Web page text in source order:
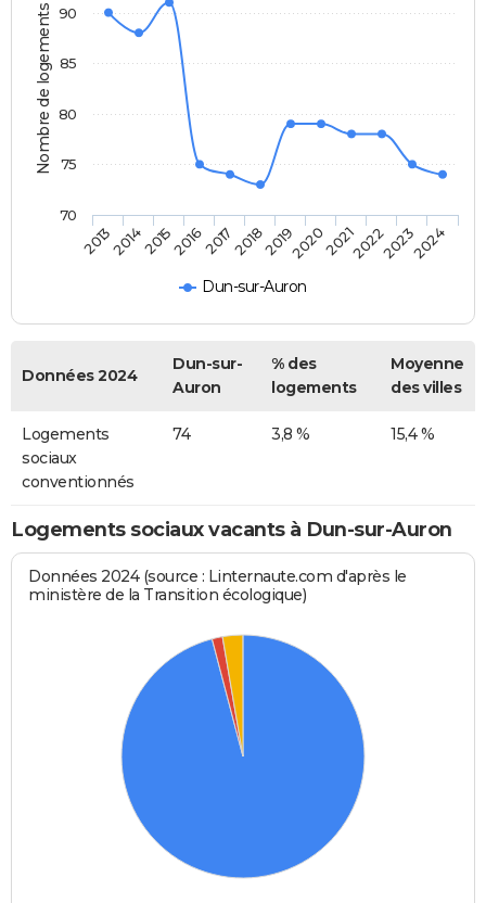
Nombre de logements
Dun-sur-Auron
201320142015201620172018201920202021202220232024
70
75
80
85
90
Données 2024
Dun-sur-
Auron
% des
logements
Moyenne
des villes
Logements
sociaux
conventionnés
74 3,8 % 15,4 %
Logements sociaux vacants à Dun-sur-Auron
Données 2024 (source : Linternaute.com d'après le
ministère de la Transition écologique)